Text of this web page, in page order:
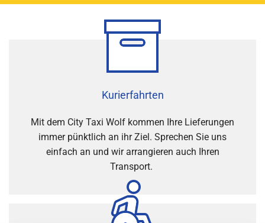
Kurierfahrten
Mit dem City Taxi Wolf kommen Ihre Lieferungen
immer pünktlich an ihr Ziel. Sprechen Sie uns
einfach an und wir arrangieren auch Ihren
Transport.